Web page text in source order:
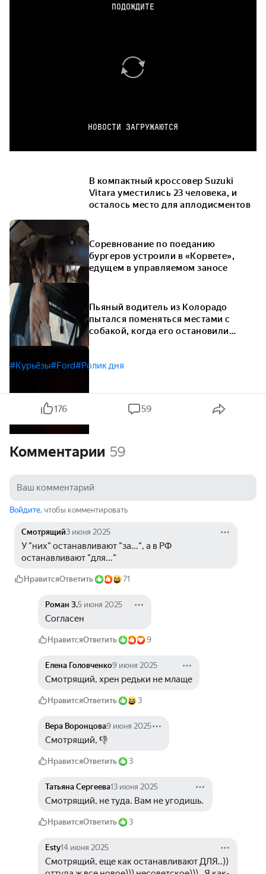
ПОДОЖДИТЕ
НОВОСТИ ЗАГРУЖАЮТСЯ
В компактный кроссовер Suzuki
Vitara уместились 23 человека, и
осталось место для аплодисментов
Соревнование по поеданию
бургеров устроили в «Корвете»,
едущем в управляемом заносе
Пьяный водитель из Колорадо
пытался поменяться местами с
собакой, когда его остановили
#Курьёзы#Ford#Ролик дня
176 59
Комментарии 59
Войдите, чтобы комментировать
Смотрящий3 июня 2025
У "них" останавливают "за...", а в РФ
останавливают "для..."
НравитсяОтветить 71
Роман З.5 июня 2025
Согласен
НравитсяОтветить 9
Елена Головченко9 июня 2025
Смотрящий, хрен редьки не млаще
НравитсяОтветить 3
Вера Воронцова9 июня 2025
Смотрящий, 👎
НравитсяОтветить 3
Татьяна Сергеева13 июня 2025
Смотрящий, не туда. Вам не угодишь.
НравитсяОтветить 3
Esty14 июня 2025
Смотрящий, еще как останавливают ДЛЯ..))